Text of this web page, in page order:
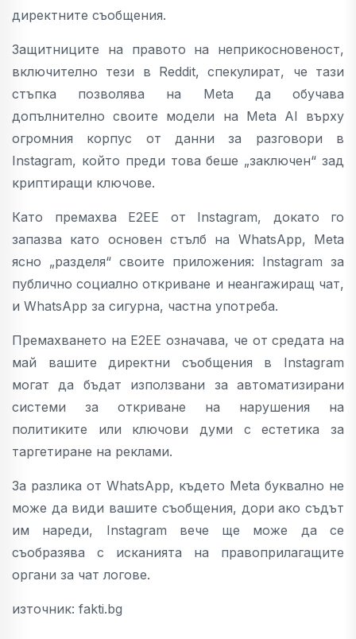
директните съобщения.
Защитниците на правото на неприкосновеност,
включително тези в Reddit, спекулират, че тази
стъпка позволява на Meta да обучава
допълнително своите модели на Meta AI върху
огромния корпус от данни за разговори в
Instagram, който преди това беше „заключен“ зад
криптиращи ключове.
Като премахва E2EE от Instagram, докато го
запазва като основен стълб на WhatsApp, Meta
ясно „разделя“ своите приложения: Instagram за
публично социално откриване и неангажиращ чат,
и WhatsApp за сигурна, частна употреба.
Премахването на E2EE означава, че от средата на
май вашите директни съобщения в Instagram
могат да бъдат използвани за автоматизирани
системи за откриване на нарушения на
политиките или ключови думи с естетика за
таргетиране на реклами.
За разлика от WhatsApp, където Meta буквално не
може да види вашите съобщения, дори ако съдът
им нареди, Instagram вече ще може да се
съобразява с исканията на правоприлагащите
органи за чат логове.
източник: fakti.bg